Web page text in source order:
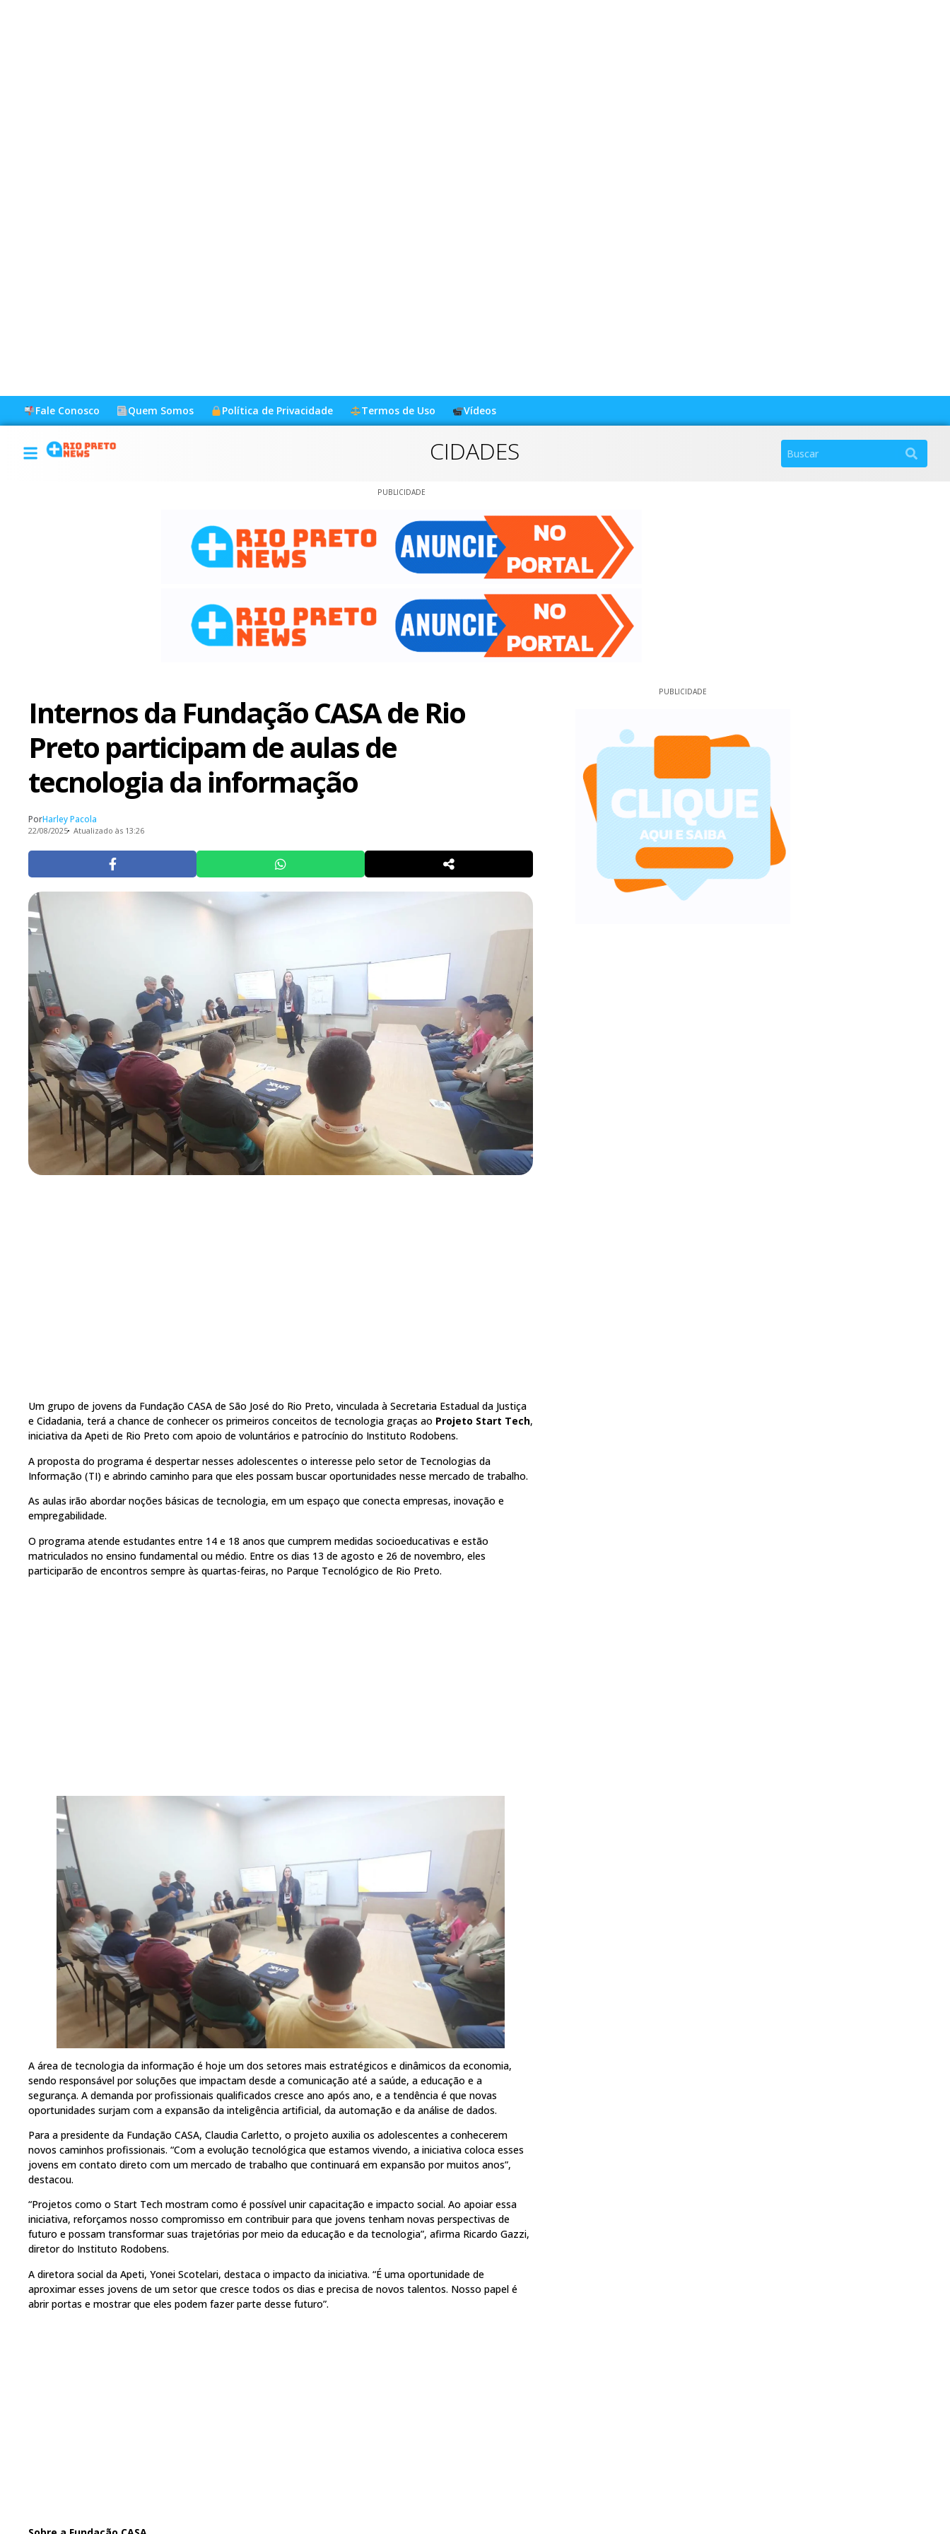
Fale Conosco Quem Somos Política de Privacidade Termos de Uso Vídeos
CIDADES
PUBLICIDADE
Internos da Fundação CASA de Rio
Preto participam de aulas de
tecnologia da informação
PorHarley Pacola
22/08/2025 Atualizado às 13:26
Um grupo de jovens da Fundação CASA de São José do Rio Preto, vinculada à Secretaria Estadual da Justiça
e Cidadania, terá a chance de conhecer os primeiros conceitos de tecnologia graças ao Projeto Start Tech,
iniciativa da Apeti de Rio Preto com apoio de voluntários e patrocínio do Instituto Rodobens.
A proposta do programa é despertar nesses adolescentes o interesse pelo setor de Tecnologias da
Informação (TI) e abrindo caminho para que eles possam buscar oportunidades nesse mercado de trabalho.
As aulas irão abordar noções básicas de tecnologia, em um espaço que conecta empresas, inovação e
empregabilidade.
O programa atende estudantes entre 14 e 18 anos que cumprem medidas socioeducativas e estão
matriculados no ensino fundamental ou médio. Entre os dias 13 de agosto e 26 de novembro, eles
participarão de encontros sempre às quartas-feiras, no Parque Tecnológico de Rio Preto.
A área de tecnologia da informação é hoje um dos setores mais estratégicos e dinâmicos da economia,
sendo responsável por soluções que impactam desde a comunicação até a saúde, a educação e a
segurança. A demanda por profissionais qualificados cresce ano após ano, e a tendência é que novas
oportunidades surjam com a expansão da inteligência artificial, da automação e da análise de dados.
Para a presidente da Fundação CASA, Claudia Carletto, o projeto auxilia os adolescentes a conhecerem
novos caminhos profissionais. “Com a evolução tecnológica que estamos vivendo, a iniciativa coloca esses
jovens em contato direto com um mercado de trabalho que continuará em expansão por muitos anos”,
destacou.
“Projetos como o Start Tech mostram como é possível unir capacitação e impacto social. Ao apoiar essa
iniciativa, reforçamos nosso compromisso em contribuir para que jovens tenham novas perspectivas de
futuro e possam transformar suas trajetórias por meio da educação e da tecnologia”, afirma Ricardo Gazzi,
diretor do Instituto Rodobens.
A diretora social da Apeti, Yonei Scotelari, destaca o impacto da iniciativa. “É uma oportunidade de
aproximar esses jovens de um setor que cresce todos os dias e precisa de novos talentos. Nosso papel é
abrir portas e mostrar que eles podem fazer parte desse futuro”.
PUBLICIDADE